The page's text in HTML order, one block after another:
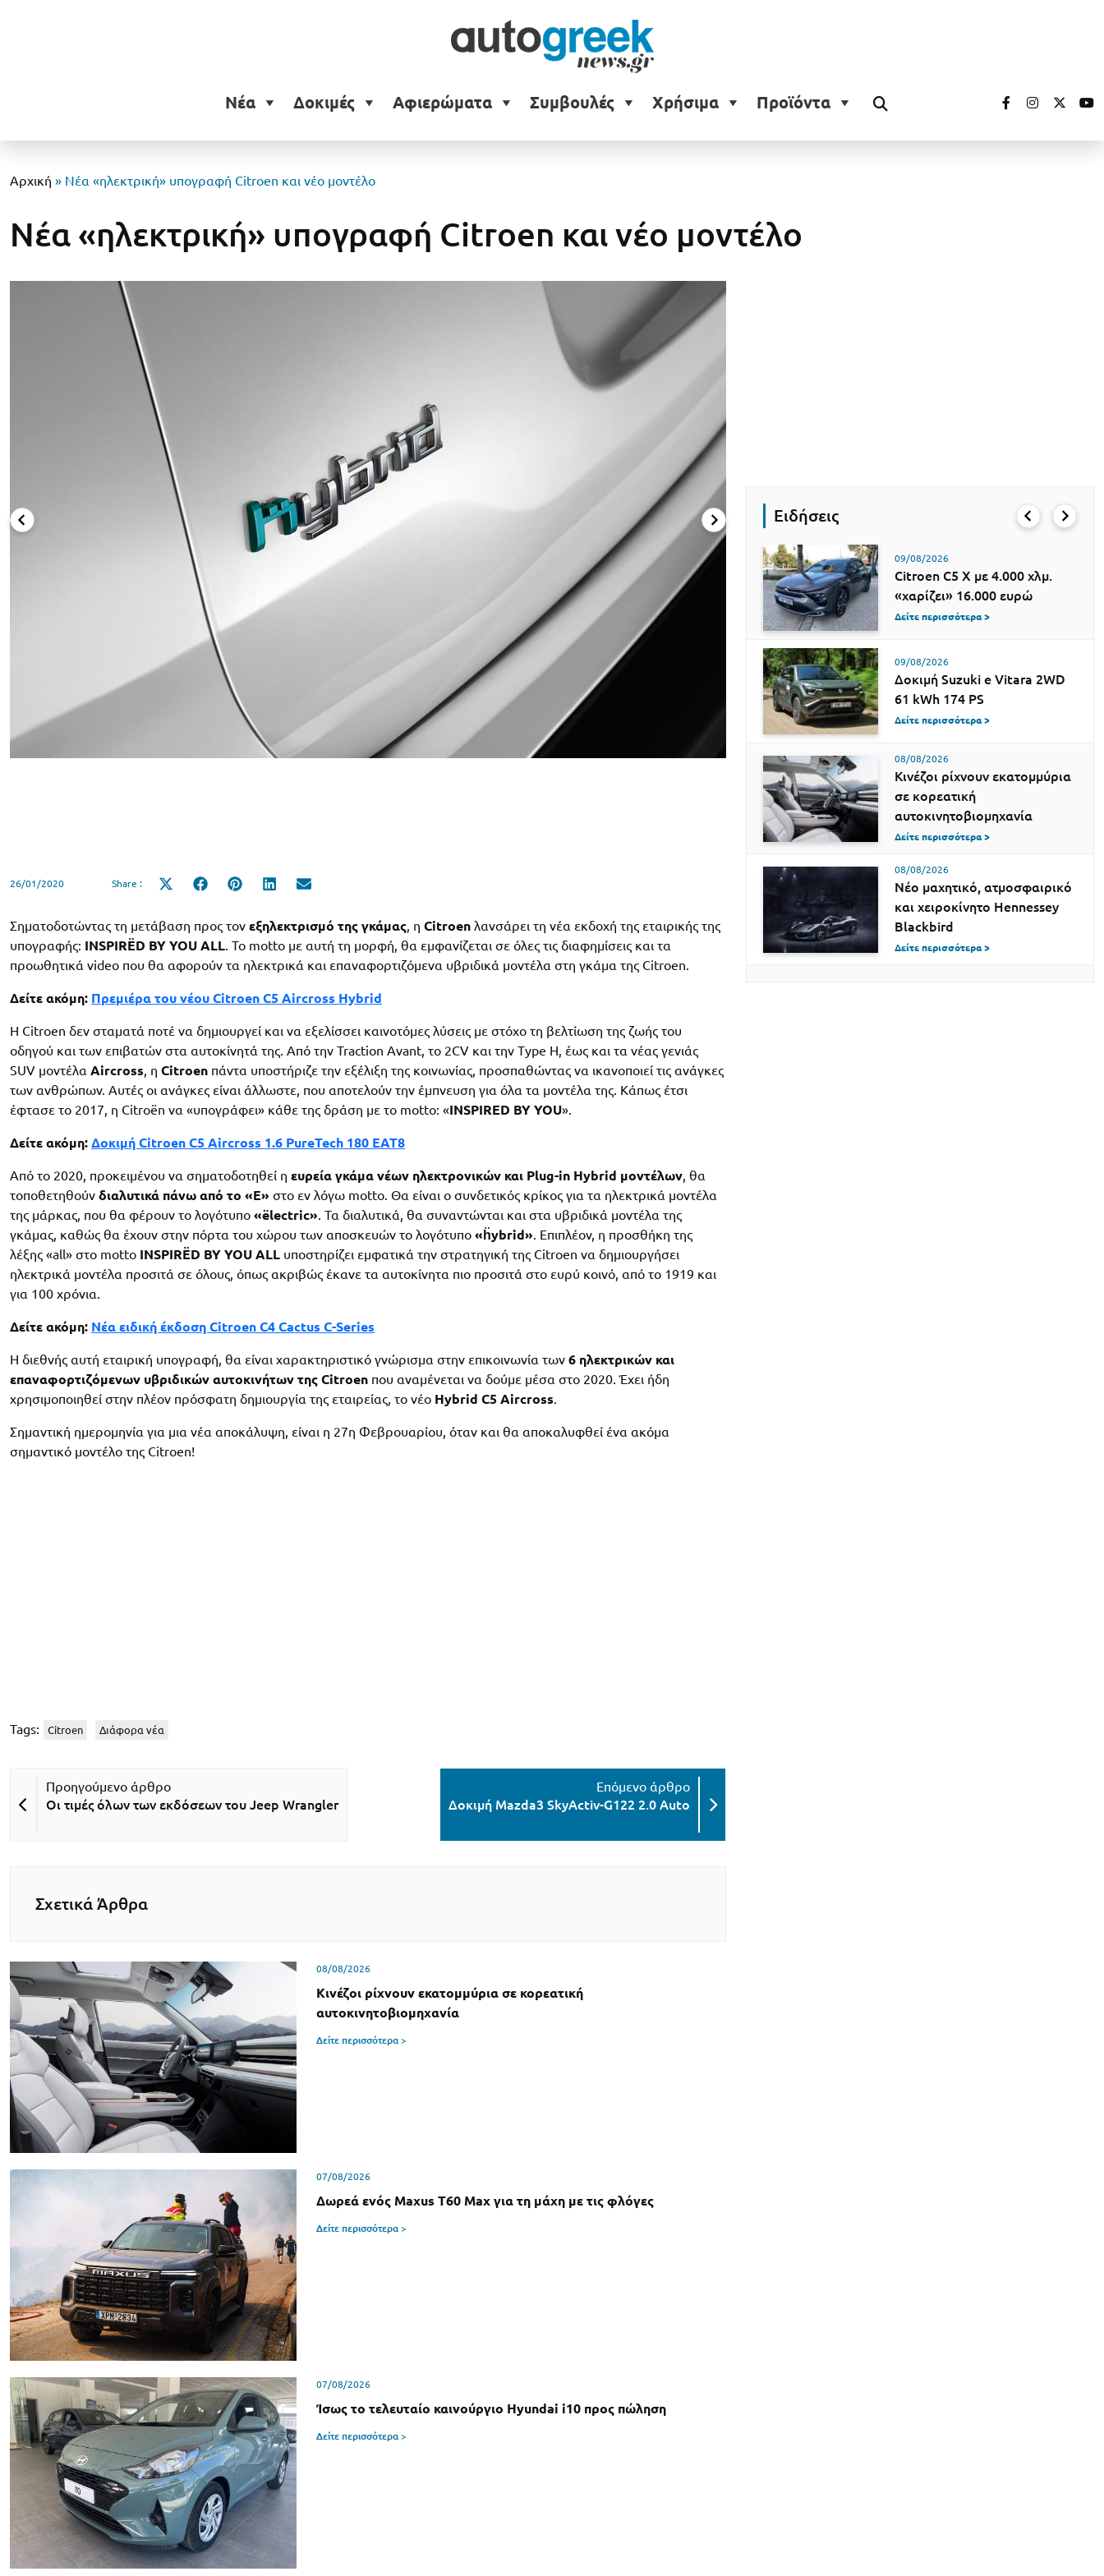
Νέα Δοκιμές Αφιερώματα Συμβουλές Χρήσιμα Προϊόντα
Αρχική » Νέα «ηλεκτρική» υπογραφή Citroen και νέο μοντέλο
Νέα «ηλεκτρική» υπογραφή Citroen και νέο μοντέλο
26/01/2020 Share :
Share
Share
Share
Share
Σηματοδοτώντας τη μετάβαση προς τον εξηλεκτρισμό της γκάμας, η Citroen λανσάρει τη νέα εκδοχή της εταιρικής της
υπογραφής: INSPIRËD BY YOU ALL. Το motto με αυτή τη μορφή, θα εμφανίζεται σε όλες τις διαφημίσεις και τα
προωθητικά video που θα αφορούν τα ηλεκτρικά και επαναφορτιζόμενα υβριδικά μοντέλα στη γκάμα της Citroen.
Δείτε ακόμη: Πρεμιέρα του νέου Citroen C5 Aircross Hybrid
Η Citroen δεν σταματά ποτέ να δημιουργεί και να εξελίσσει καινοτόμες λύσεις με στόχο τη βελτίωση της ζωής του
οδηγού και των επιβατών στα αυτοκίνητά της. Από την Traction Avant, το 2CV και την Type H, έως και τα νέας γενιάς
SUV μοντέλα Aircross, η Citroen πάντα υποστήριζε την εξέλιξη της κοινωνίας, προσπαθώντας να ικανοποιεί τις ανάγκες
των ανθρώπων. Αυτές οι ανάγκες είναι άλλωστε, που αποτελούν την έμπνευση για όλα τα μοντέλα της. Κάπως έτσι
έφτασε το 2017, η Citroën να «υπογράφει» κάθε της δράση με το motto: «INSPIRED BY YOU».
Δείτε ακόμη: Δοκιμή Citroen C5 Aircross 1.6 PureTech 180 ΕΑΤ8
Από το 2020, προκειμένου να σηματοδοτηθεί η ευρεία γκάμα νέων ηλεκτρονικών και Plug-in Hybrid μοντέλων, θα
τοποθετηθούν διαλυτικά πάνω από το «E» στο εν λόγω motto. Θα είναι ο συνδετικός κρίκος για τα ηλεκτρικά μοντέλα
της μάρκας, που θα φέρουν το λογότυπο «ëlectric». Τα διαλυτικά, θα συναντώνται και στα υβριδικά μοντέλα της
γκάμας, καθώς θα έχουν στην πόρτα του χώρου των αποσκευών το λογότυπο «ḧybrid». Επιπλέον, η προσθήκη της
λέξης «all» στο motto INSPIRËD BY YOU ALL υποστηρίζει εμφατικά την στρατηγική της Citroen να δημιουργήσει
ηλεκτρικά μοντέλα προσιτά σε όλους, όπως ακριβώς έκανε τα αυτοκίνητα πιο προσιτά στο ευρύ κοινό, από το 1919 και
για 100 χρόνια.
Δείτε ακόμη: Νέα ειδική έκδοση Citroen C4 Cactus C-Series
Η διεθνής αυτή εταιρική υπογραφή, θα είναι χαρακτηριστικό γνώρισμα στην επικοινωνία των 6 ηλεκτρικών και
επαναφορτιζόμενων υβριδικών αυτοκινήτων της Citroen που αναμένεται να δούμε μέσα στο 2020. Έχει ήδη
χρησιμοποιηθεί στην πλέον πρόσφατη δημιουργία της εταιρείας, το νέο Hybrid C5 Aircross.
Σημαντική ημερομηνία για μια νέα αποκάλυψη, είναι η 27η Φεβρουαρίου, όταν και θα αποκαλυφθεί ένα ακόμα
σημαντικό μοντέλο της Citroen!
Tags: Citroen Διάφορα νέα
Οι τιμές όλων των εκδόσεων του Jeep Wrangler Δοκιμή Mazda3 SkyActiv-G122 2.0 Αuto
Σχετικά Άρθρα
08/08/2026
Κινέζοι ρίχνουν εκατομμύρια σε κορεατική
αυτοκινητοβιομηχανία
Δείτε περισσότερα >
07/08/2026
Δωρεά ενός Maxus T60 Max για τη μάχη με τις φλόγες
Δείτε περισσότερα >
07/08/2026
Ίσως το τελευταίο καινούργιο Hyundai i10 προς πώληση
Δείτε περισσότερα >
Ειδήσεις
09/08/2026
Citroen C5 X με 4.000 χλμ.
«χαρίζει» 16.000 ευρώ
Δείτε περισσότερα >
09/08/2026
Δοκιμή Suzuki e Vitara 2WD
61 kWh 174 PS
Δείτε περισσότερα >
08/08/2026
Κινέζοι ρίχνουν εκατομμύρια
σε κορεατική
αυτοκινητοβιομηχανία
Δείτε περισσότερα >
08/08/2026
Νέο μαχητικό, ατμοσφαιρικό
και χειροκίνητο Hennessey
Blackbird
Δείτε περισσότερα >